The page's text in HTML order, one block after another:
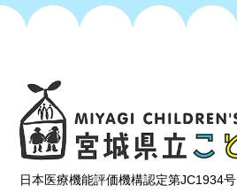
日本医療機能評価機構認定第JC1934号